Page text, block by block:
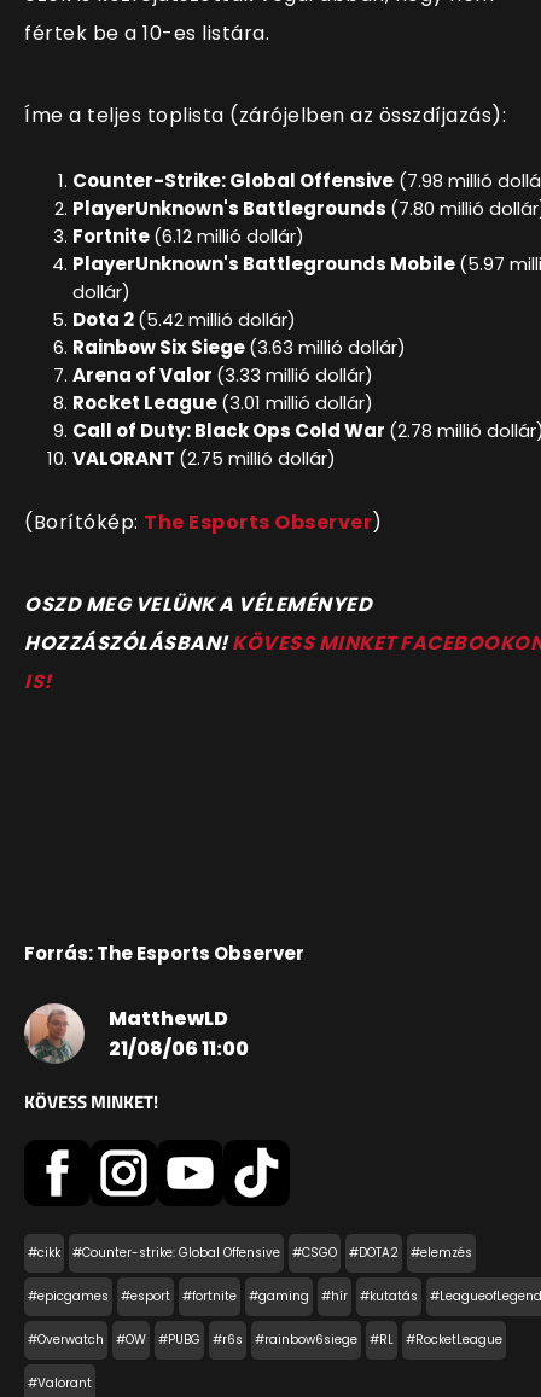
fértek be a 10-es listára.
Íme a teljes toplista (zárójelben az összdíjazás):
Counter-Strike: Global Offensive (7.98 millió
PlayerUnknown's Battlegrounds (7.80 millió
Fortnite(6.12 millió dollár)
PlayerUnknown's Battlegrounds Mobile(5.97
dollár)
Dota 2(5.42 millió dollár)
Rainbow Six Siege(3.63 millió dollár)
Arena of Valor (3.33 millió dollár)
Rocket League(3.01 millió dollár)
Call of Duty: Black Ops Cold War (2.78 millió
VALORANT (2.75 millió dollár)
(Borítókép: The Esports Observer)
OSZD MEG VELÜNK A VÉLEMÉNYED
HOZZÁSZÓLÁSBAN!KÖVESS MINKET
IS!
Forrás: The Esports Observer
MatthewLD
21/08/06 11:00
KÖVESS MINKET!
#cikk #Counter-strike: Global Offensive #CSGO #DOTA2 #elemzés
#epicgames #esport #fortnite #gaming #hír #kutatás
#Overwatch #OW #PUBG #r6s #rainbow6siege #RL #RocketLeague
#Valorant